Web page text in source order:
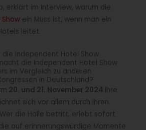
erklärt im Interview, warum die
ein Muss ist, wenn man ein
leitet.
die Independent Hotel Show
die Independent Hotel Show
im Vergleich zu anderen
in Deutschland?
20. und 21. November 2024 ihre
sich vor allem durch ihren
die Halle betritt, erlebt sofort
auf erinnerungswürdige Momente